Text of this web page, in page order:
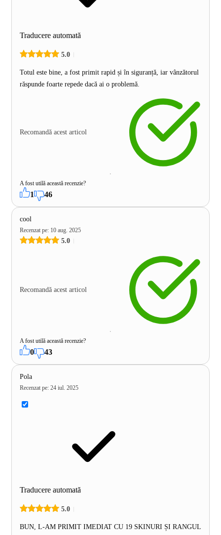
Traducere automată
5.0
Totul este bine, a fost primit rapid și în siguranță, iar vânzătorul
răspunde foarte repede dacă ai o problemă.
Recomandă acest articol
A fost utilă această recenzie?
1 46
cool
Recenzat pe: 10 aug. 2025
5.0
Recomandă acest articol
A fost utilă această recenzie?
0 43
Pola
Recenzat pe: 24 iul. 2025
Traducere automată
5.0
BUN, L-AM PRIMIT IMEDIAT CU 19 SKINURI ȘI RANGUL